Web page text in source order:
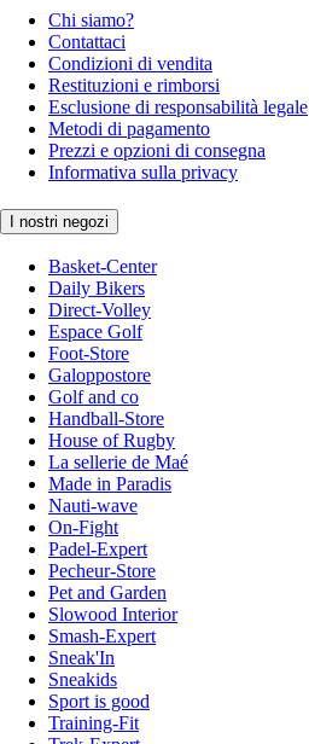
Chi siamo?
Contattaci
Condizioni di vendita
Restituzioni e rimborsi
Esclusione di responsabilità legale
Metodi di pagamento
Prezzi e opzioni di consegna
Informativa sulla privacy
I nostri negozi
Basket-Center
Daily Bikers
Direct-Volley
Espace Golf
Foot-Store
Galoppostore
Golf and co
Handball-Store
House of Rugby
La sellerie de Maé
Made in Paradis
Nauti-wave
On-Fight
Padel-Expert
Pecheur-Store
Pet and Garden
Slowood Interior
Smash-Expert
Sneak'In
Sneakids
Sport is good
Training-Fit